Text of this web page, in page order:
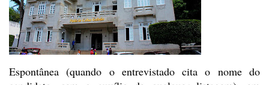
Espontânea (quando o entrevistado cita o nome do